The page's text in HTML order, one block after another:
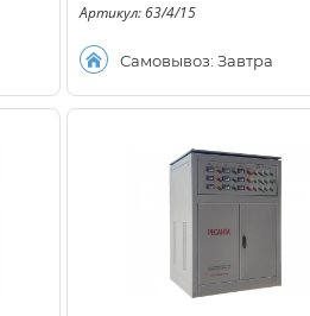
Самовывоз: Завтра
Артикул: 63/4/15